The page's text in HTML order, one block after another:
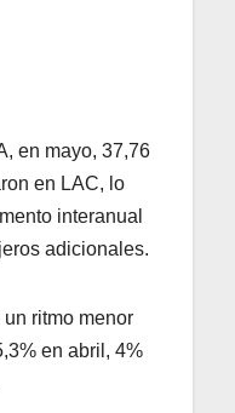
en mayo, 37,76
en LAC, lo
interanual
adicionales.
ritmo menor
en abril, 4%